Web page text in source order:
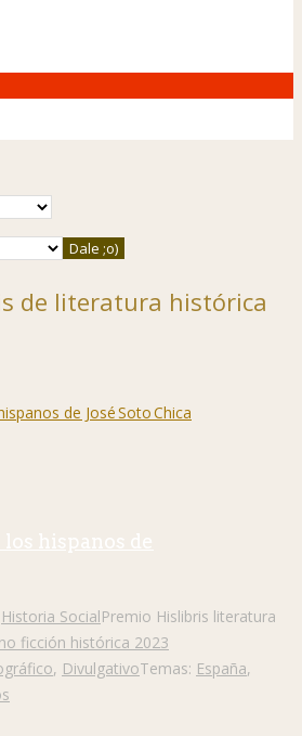
de literatura histórica
hispanos de
Historia SocialPremio Hislibris literatura
ficción histórica 2023
, DivulgativoTemas: España,